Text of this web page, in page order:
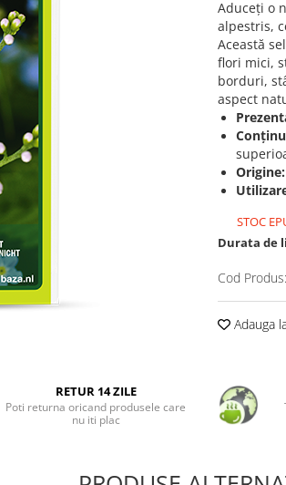
Aduceți o
alpestris,
Această
flori mici,
borduri,
aspect
Origine:
STOC
Durata de
Cod Produs:
Adauga
RETUR 14 ZILE
Poti returna oricand produsele care
nu iti plac